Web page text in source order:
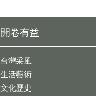
開卷有益
台灣采風
生活藝術
文化歷史